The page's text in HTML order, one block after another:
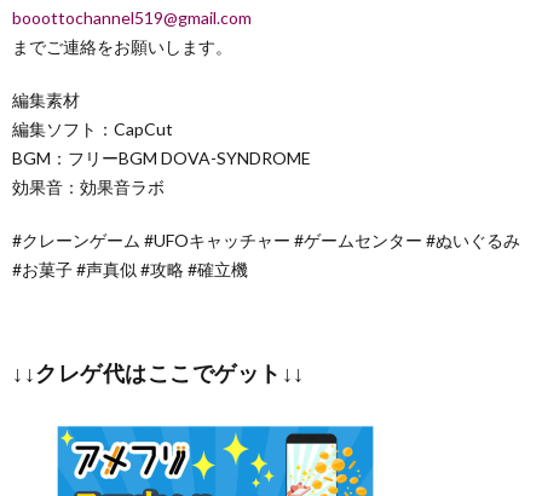
booottochannel519@gmail.com
までご連絡をお願いします。
編集素材
編集ソフト：CapCut
BGM：フリーBGM DOVA-SYNDROME
効果音：効果音ラボ
#クレーンゲーム #UFOキャッチャー #ゲームセンター #ぬいぐるみ
#お菓子 #声真似 #攻略 #確立機
↓↓クレゲ代はここでゲット↓↓